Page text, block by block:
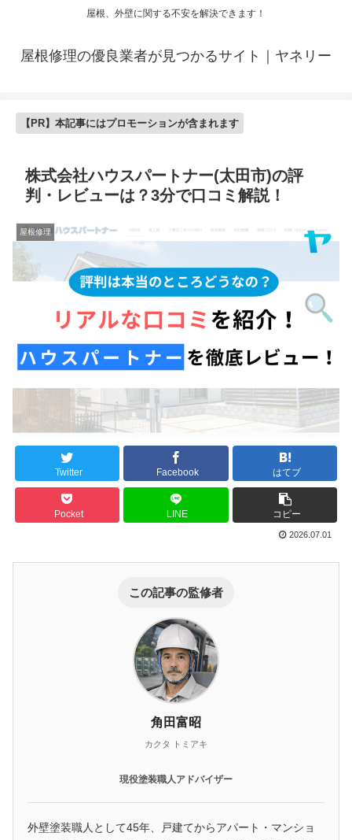
屋根、外壁に関する不安を解決できます！
屋根修理の優良業者が見つかるサイト｜ヤネリー
【PR】本記事にはプロモーションが含まれます
株式会社ハウスパートナー(太田市)の評
判・レビューは？3分で口コミ解説！
屋根修理
Twitter Facebook はてブ
Pocket LINE コピー
2026.07.01
この記事の監修者
角田富昭
カクタ トミアキ
現役塗装職人アドバイザー
外壁塗装職人として45年、戸建てからアパート・マンショ